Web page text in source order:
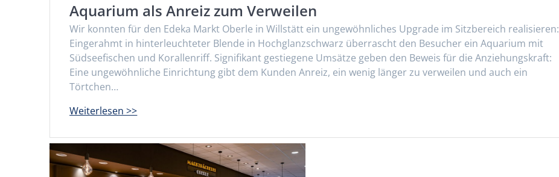
Aquarium als Anreiz zum Verweilen
Wir konnten für den Edeka Markt Oberle in Willstätt ein ungewöhnliches Upgrade im Sitzbereich realisieren:
Eingerahmt in hinterleuchteter Blende in Hochglanzschwarz überrascht den Besucher ein Aquarium mit
Südseefischen und Korallenriff. Signifikant gestiegene Umsätze geben den Beweis für die Anziehungskraft:
Eine ungewöhnliche Einrichtung gibt dem Kunden Anreiz, ein wenig länger zu verweilen und auch ein
Törtchen…